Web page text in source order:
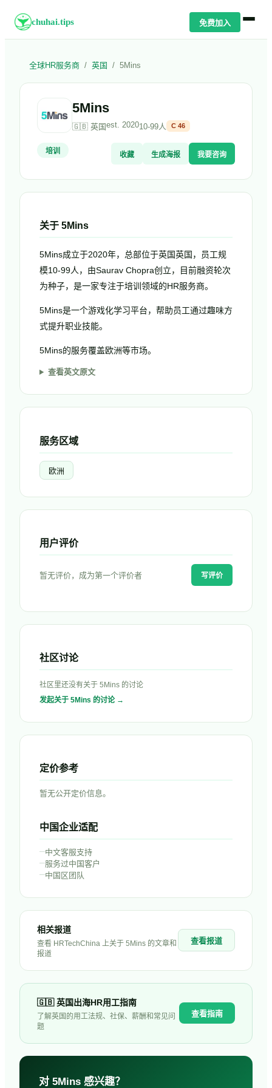
chuhai.tips 免费加入
全球HR服务商 / 英国 / 5Mins
5Mins
🇬🇧 英国est. 202010-99人 C 46
培训 收藏 生成海报 我要咨询
关于 5Mins
5Mins成立于2020年，总部位于英国英国，员工规
模10-99人，由Saurav Chopra创立，目前融资轮次
为种子，是一家专注于培训领域的HR服务商。
5Mins是一个游戏化学习平台，帮助员工通过趣味方
式提升职业技能。
5Mins的服务覆盖欧洲等市场。
查看英文原文
服务区域
欧洲
用户评价
暂无评价，成为第一个评价者 写评价
社区讨论
社区里还没有关于 5Mins 的讨论
发起关于 5Mins 的讨论 →
定价参考
暂无公开定价信息。
中国企业适配
–中文客服支持
–服务过中国客户
–中国区团队
相关报道
查看 HRTechChina 上关于 5Mins 的文章和
报道
查看报道
🇬🇧 英国出海HR用工指南
了解英国 的用工法规、社保、薪酬和常见问
题
查看指南
对 5Mins 感兴趣？